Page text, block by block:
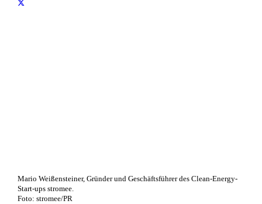
Mario Weißensteiner, Gründer und Geschäftsführer des Clean-Energy-
Start-ups stromee.
Foto: stromee/PR